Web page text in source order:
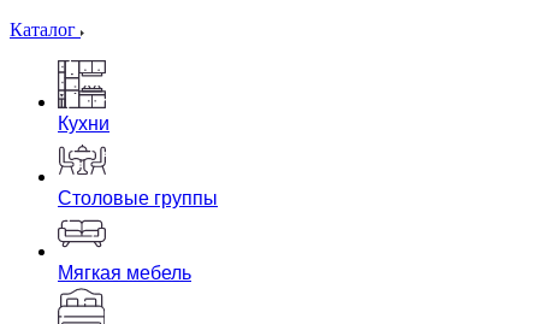
Каталог
Кухни
Столовые группы
Мягкая мебель